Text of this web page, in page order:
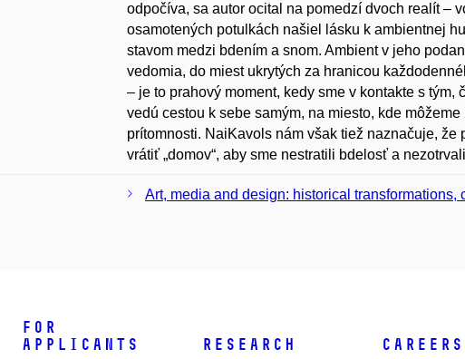
odpočíva, sa autor ocital na pomedzí dvoch realít –
osamotených potulkách našiel lásku k ambientnej
stavom medzi bdením a snom. Ambient v jeho
vedomia, do miest ukrytých za hranicou
– je to prahový moment, kedy sme v kontakte s
vedú cestou k sebe samým, na miesto, kde
prítomnosti. NaiKavols nám však tiež naznačuje,
vrátiť „domov“, aby sme nestratili bdelosť a
Art, media and design: historical transformations,
For
applicants
Research Careers